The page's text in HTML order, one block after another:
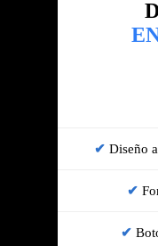
Diseño